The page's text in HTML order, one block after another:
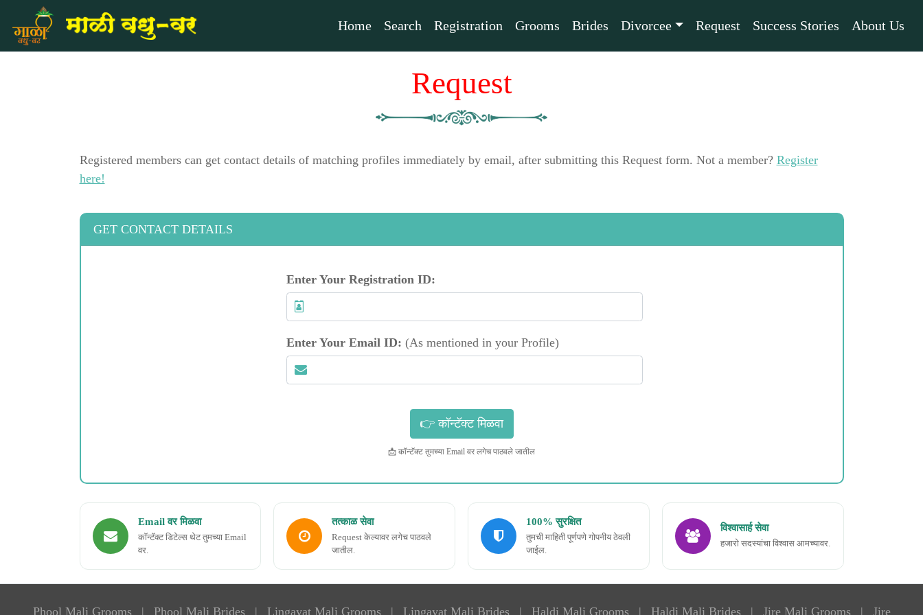
Home Search Registration Grooms Brides Divorcee Request Success Stories About Us
Request
Registered members can get contact details of matching profiles immediately by email, after submitting this Request form. Not a member? Register
here!
GET CONTACT DETAILS
Enter Your Registration ID:
Enter Your Email ID: (As mentioned in your Profile)
📩 कॉन्टॅक्ट तुमच्या Email वर लगेच पाठवले जातील
Email वर मिळवा
कॉन्टॅक्ट डिटेल्स थेट तुमच्या Email
वर.
तत्काळ सेवा
Request केल्यावर लगेच पाठवले
जातील.
100% सुरक्षित
तुमची माहिती पूर्णपणे गोपनीय ठेवली
जाईल.
विश्वासार्ह सेवा
हजारो सदस्यांचा विश्वास आमच्यावर.
Phool Mali Grooms | Phool Mali Brides | Lingayat Mali Grooms | Lingayat Mali Brides | Haldi Mali Grooms | Haldi Mali Brides | Jire Mali Grooms | Jire